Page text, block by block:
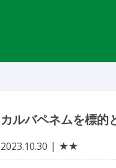
カルバペネムを標
2023.10.30 ★★